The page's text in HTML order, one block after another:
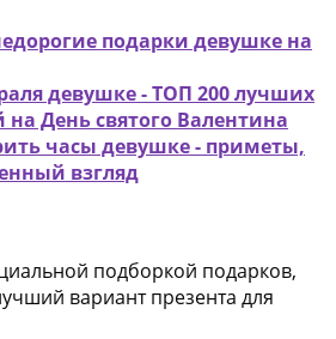
подарки девушке на
девушке - ТОП 200 лучших
День святого Валентина
часы девушке - приметы,
взгляд
подборкой подарков,
вариант презента для